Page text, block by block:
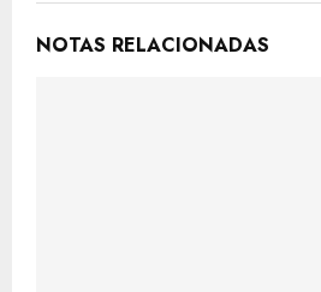
NOTAS RELACIONADAS